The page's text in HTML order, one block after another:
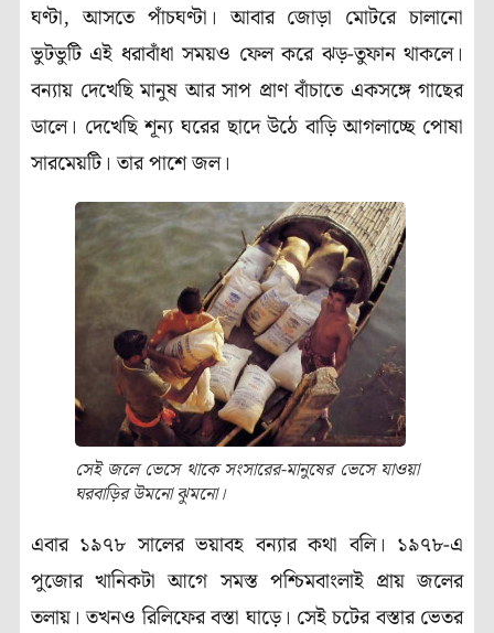
ঘণ্টা, আসতে পাঁচঘণ্টা। আবার জোড়া মোটরে চালানো
ভুটভুটি এই ধরাবাঁধা সময়ও ফেল করে ঝড়-তুফান থাকলে।
বন্যায় দেখেছি মানুষ আর সাপ প্রাণ বাঁচাতে একসঙ্গে গাছের
ডালে। দেখেছি শূন্য ঘরের ছাদে উঠে বাড়ি আগলাচ্ছে পোষা
সারমেয়টি। তার পাশে জল।
সেই জলে ভেসে থাকে সংসারের-মানুষের ভেসে যাওয়া
ঘরবাড়ির উমনো ঝুমনো।
এবার ১৯৭৮ সালের ভয়াবহ বন্যার কথা বলি। ১৯৭৮-এ
পুজোর খানিকটা আগে সমস্ত পশ্চিমবাংলাই প্রায় জলের
তলায়। তখনও রিলিফের বস্তা ঘাড়ে। সেই চটের বস্তার ভেতর